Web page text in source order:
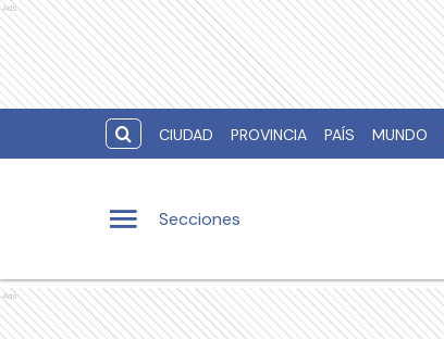
Ads
CIUDAD PROVINCIA PAÍS MUNDO
Secciones
Ads